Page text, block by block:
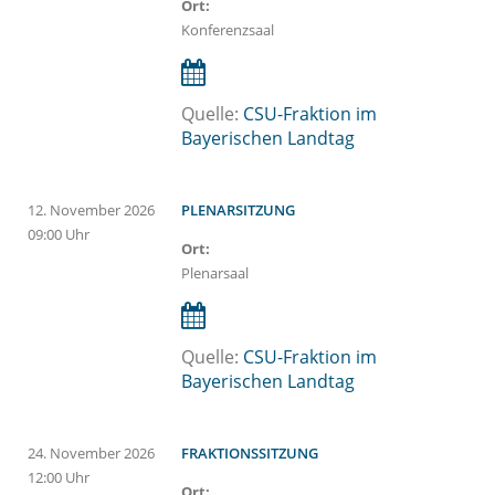
Ort:
Konferenzsaal
Quelle: CSU-Fraktion im
Bayerischen Landtag
12. November2026
09:00 Uhr
PLENARSITZUNG
Ort:
Plenarsaal
Quelle: CSU-Fraktion im
Bayerischen Landtag
24. November2026
12:00 Uhr
FRAKTIONSSITZUNG